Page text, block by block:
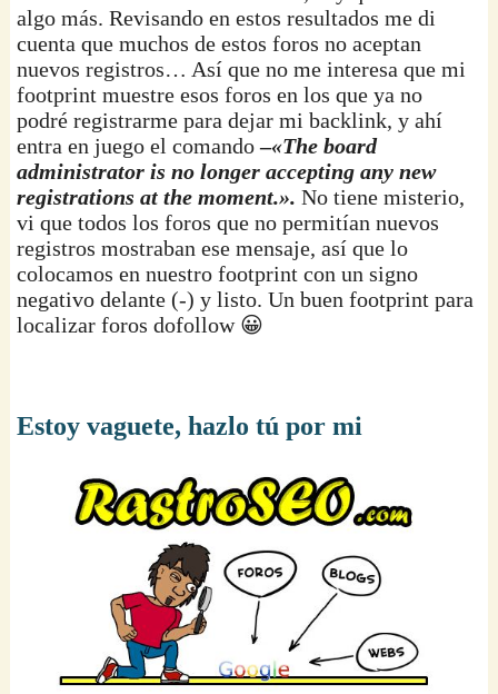
algo más. Revisando en estos resultados me di
cuenta que muchos de estos foros no aceptan
nuevos registros… Así que no me interesa que mi
footprint muestre esos foros en los que ya no
podré registrarme para dejar mi backlink, y ahí
entra en juego el comando–«The board
administrator is no longer accepting any new
registrations at the moment.». No tiene misterio,
vi que todos los foros que no permitían nuevos
registros mostraban ese mensaje, así que lo
colocamos en nuestro footprint con un signo
negativo delante (-) y listo. Un buen footprint para
localizar foros dofollow 😀
Estoy vaguete, hazlo tú por mi